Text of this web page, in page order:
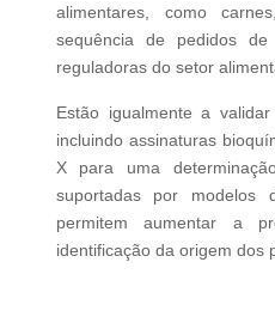
alimentares, como
sequência de pedidos
reguladoras do setor
Estão igualmente a
incluindo assinaturas
X para uma
suportadas por
permitem aumentar a
identificação da origem dos